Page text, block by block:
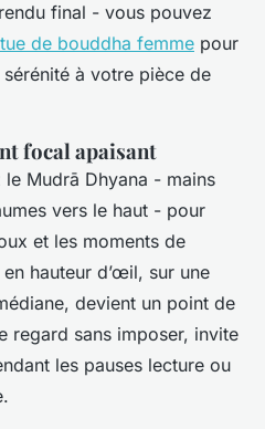
final - vous pouvez
de bouddha femme pour
à votre pièce de
focal apaisant
Mudrā Dhyana - mains
vers le haut - pour
et les moments de
hauteur d’œil, sur une
devient un point de
regard sans imposer, invite
les pauses lecture ou